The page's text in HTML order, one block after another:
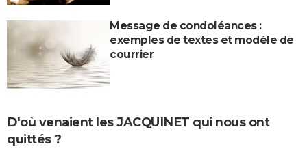
Message de condoléances :
exemples de textes et modèle de
courrier
D'où venaient les JACQUINET qui nous ont
quittés ?